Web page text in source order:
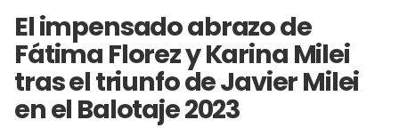
El impensado abrazo de
Fátima Florez y Karina Milei
tras el triunfo de Javier Milei
en el Balotaje 2023